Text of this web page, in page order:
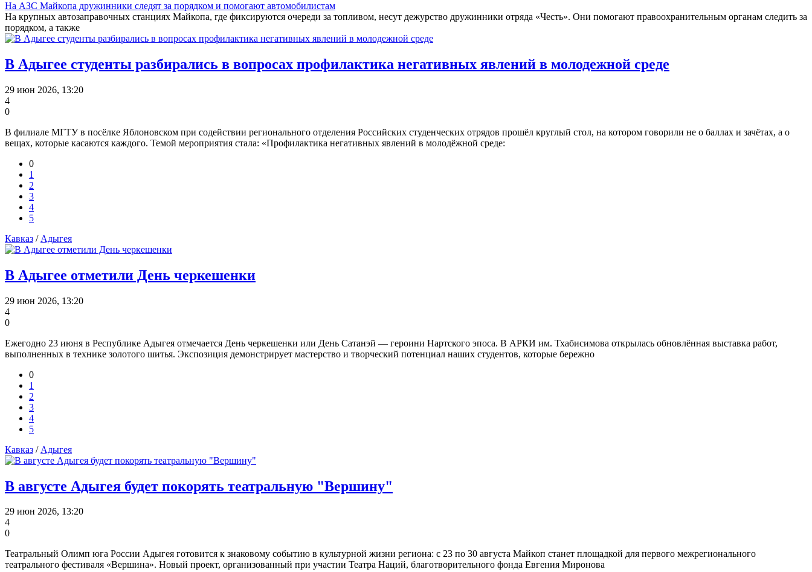
На АЗС Майкопа дружинники следят за порядком и помогают автомобилистам
На крупных автозаправочных станциях Майкопа, где фиксируются очереди за топливом, несут дежурство дружинники отряда «Честь». Они помогают правоохранительным органам следить за
порядком, а также
В Адыгее студенты разбирались в вопросах профилактика негативных явлений в молодежной среде
29 июн 2026, 13:20
4
0
В филиале МГТУ в посёлке Яблоновском при содействии регионального отделения Российских студенческих отрядов прошёл круглый стол, на котором говорили не о баллах и зачётах, а о
вещах, которые касаются каждого. Темой мероприятия стала: «Профилактика негативных явлений в молодёжной среде:
0
1
2
3
4
5
Кавказ / Адыгея
В Адыгее отметили День черкешенки
29 июн 2026, 13:20
4
0
Ежегодно 23 июня в Республике Адыгея отмечается День черкешенки или День Сатанэй — героини Нартского эпоса. В АРКИ им. Тхабисимова открылась обновлённая выставка работ,
выполненных в технике золотого шитья. Экспозиция демонстрирует мастерство и творческий потенциал наших студентов, которые бережно
0
1
2
3
4
5
Кавказ / Адыгея
В августе Адыгея будет покорять театральную "Вершину"
29 июн 2026, 13:20
4
0
Театральный Олимп юга России Адыгея готовится к знаковому событию в культурной жизни региона: с 23 по 30 августа Майкоп станет площадкой для первого межрегионального
театрального фестиваля «Вершина». Новый проект, организованный при участии Театра Наций, благотворительного фонда Евгения Миронова